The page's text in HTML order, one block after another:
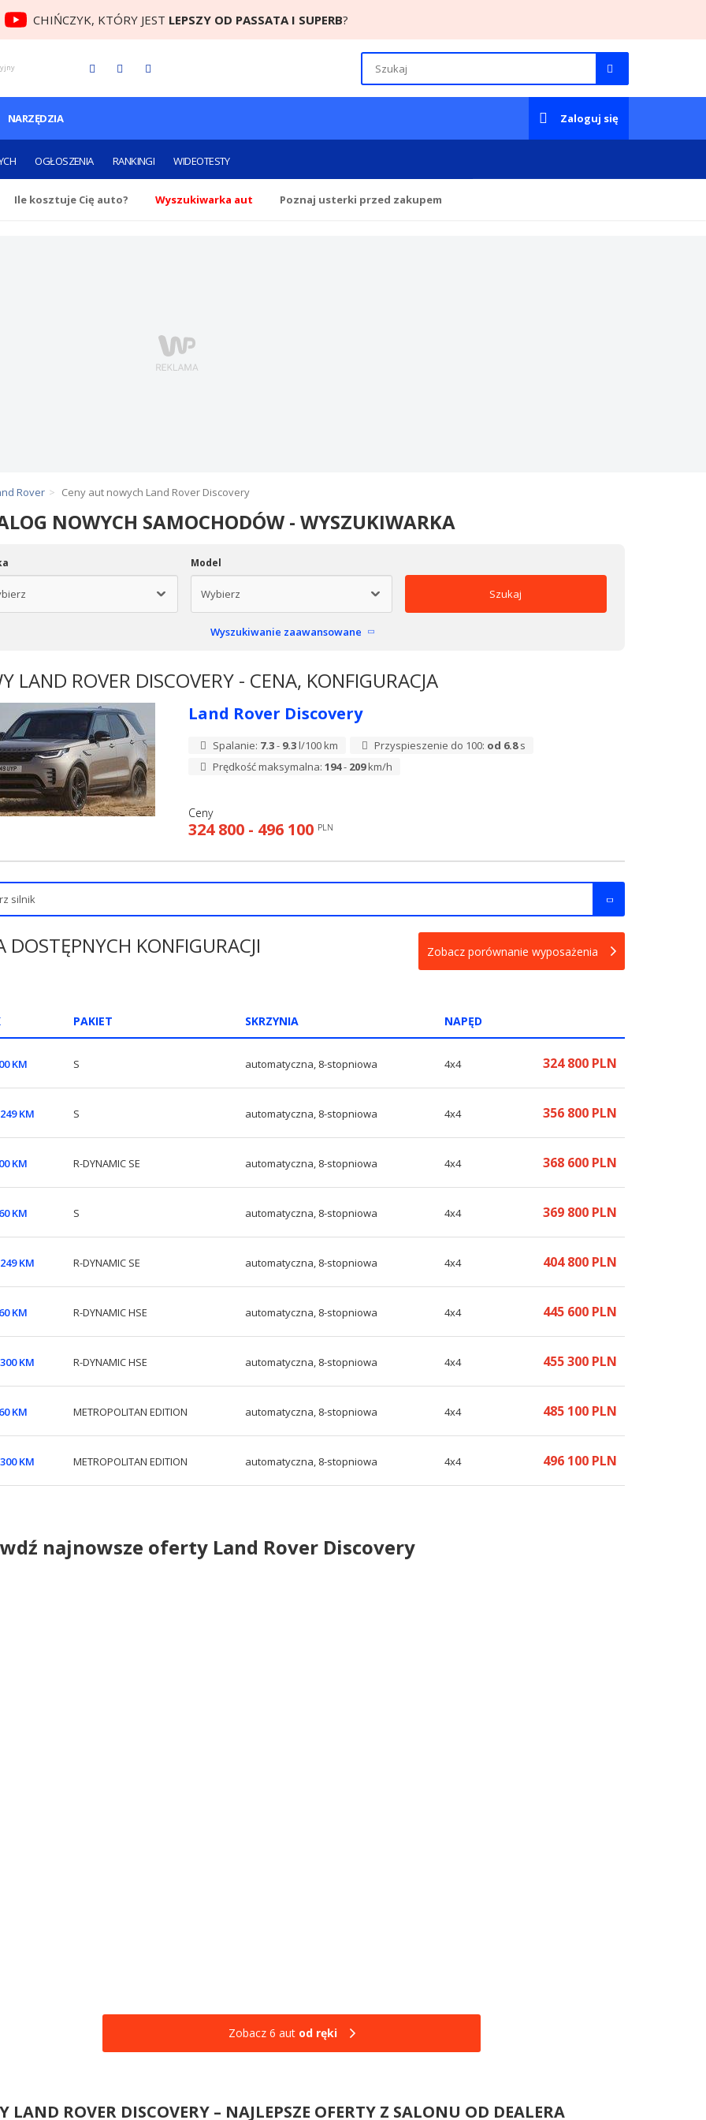
CHIŃCZYK, KTÓRY JEST LEPSZY OD PASSATA I SUPERB?
OGŁOSZENIA RANKINGI WIDEOTESTY
NARZĘDZIA Zaloguj się
Ile kosztuje Cię auto? Wyszukiwarka aut Poznaj usterki przed zakupem
Rover Ceny aut nowych Land Rover Discovery
NOWYCH SAMOCHODÓW - WYSZUKIWARKA
Model
Szukaj
Wyszukiwanie zaawansowane
LAND ROVER DISCOVERY - CENA, KONFIGURACJA
Land Rover Discovery
Spalanie: 7.3- 9.3 l/100 km Przyspieszenie do 100: od 6.8s
Prędkość maksymalna:194- 209km/h
Ceny
324 800 - 496 100 PLN
DOSTĘPNYCH KONFIGURACJI Zobacz porównanie wyposażenia
PAKIET SKRZYNIA NAPĘD
KM S automatyczna, 8-stopniowa 4x4 324 800 PLN
KM S automatyczna, 8-stopniowa 4x4 356 800 PLN
KM R-DYNAMIC SE automatyczna, 8-stopniowa 4x4 368 600 PLN
KM S automatyczna, 8-stopniowa 4x4 369 800 PLN
KM R-DYNAMIC SE automatyczna, 8-stopniowa 4x4 404 800 PLN
KM R-DYNAMIC HSE automatyczna, 8-stopniowa 4x4 445 600 PLN
KM R-DYNAMIC HSE automatyczna, 8-stopniowa 4x4 455 300 PLN
KM METROPOLITAN EDITION automatyczna, 8-stopniowa 4x4 485 100 PLN
KM METROPOLITAN EDITION automatyczna, 8-stopniowa 4x4 496 100 PLN
najnowsze oferty Land Rover Discovery
Zobacz 6 aut od ręki
LAND ROVER DISCOVERY – NAJLEPSZE OFERTY Z SALONU OD DEALERA